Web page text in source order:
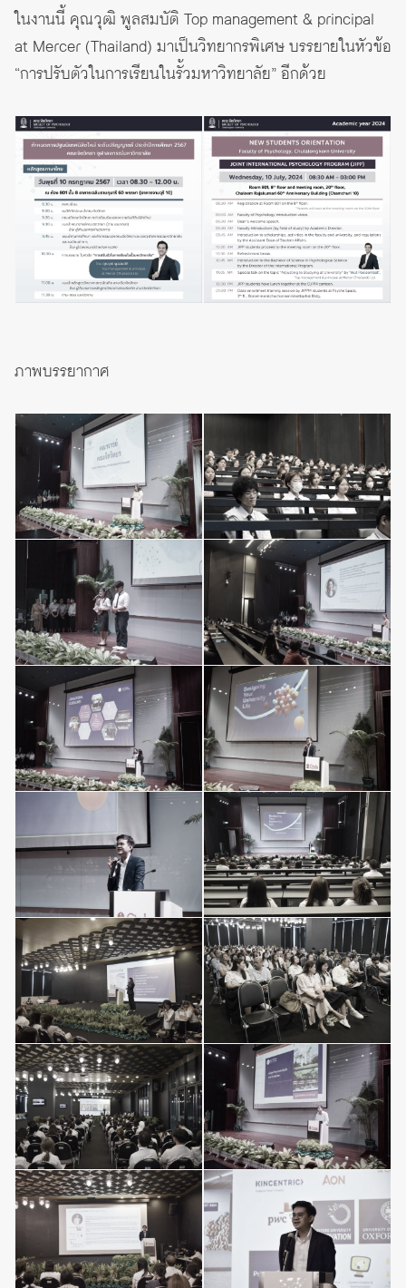
ในงานนี้ คุณวุฒิ พูลสมบัติ Top management & principal
at Mercer (Thailand) มาเป็นวิทยากรพิเศษ บรรยายในหัวข้อ
“การปรับตัวในการเรียนในรั้วมหาวิทยาลัย” อีกด้วย
ภาพบรรยากาศ